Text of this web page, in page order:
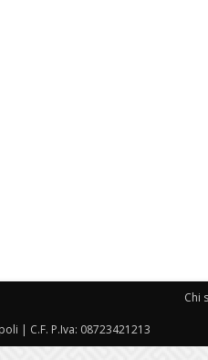
Chi
| C.F. P.Iva: 08723421213